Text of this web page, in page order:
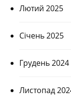
Лютий 2025
Січень 2025
Грудень 2024
Листопад